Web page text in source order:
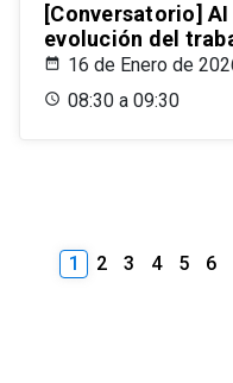
[Conversatorio]
evolución del
16 de Enero de
08:30 a 09:30
1 2 3 4 5 6